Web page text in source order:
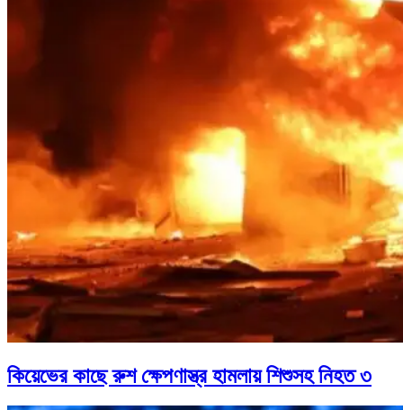
কিয়েভের কাছে রুশ ক্ষেপণাস্ত্র হামলায় শিশুসহ নিহত ৩